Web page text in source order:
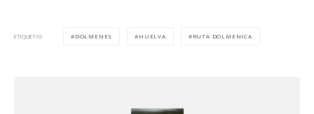
ETIQUETAS DOLMENES HUELVA RUTA DOLMENICA